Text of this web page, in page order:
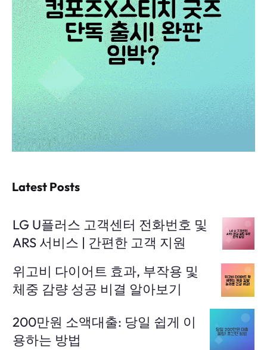
Latest Posts
LG U플러스 고객센터 전화번호 및
ARS 서비스 | 간편한 고객 지원
위고비 다이어트 효과, 부작용 및
체중 감량 성공 비결 알아보기
200만원 소액대출: 당일 쉽게 이
용하는 방법